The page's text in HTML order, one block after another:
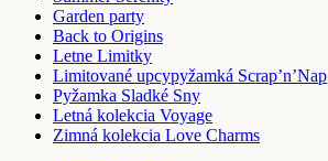
Garden party
Back to Origins
Letne Limitky
Limitované upcypyžamká Scrap’n’Nap
Pyžamka Sladké Sny
Letná kolekcia Voyage
Zimná kolekcia Love Charms